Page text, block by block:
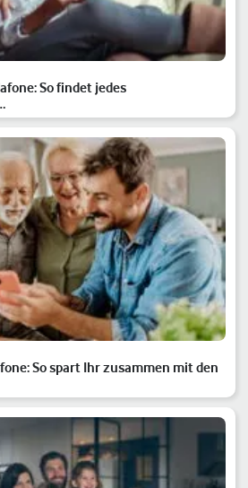
So findet jedes
So spart Ihr zusammen mit den